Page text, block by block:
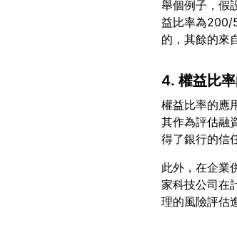
舉個例子，假
益比率為200/
4. 權益比
權益比率的應
其作為評估融
此外，在企業
家科技公司在